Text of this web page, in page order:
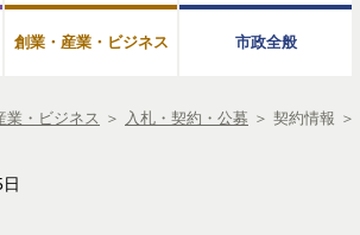
創業・産業・ビジネス 市政全般
業・ビジネス ＞ 入札・契約・公募 ＞ 契約情報 ＞